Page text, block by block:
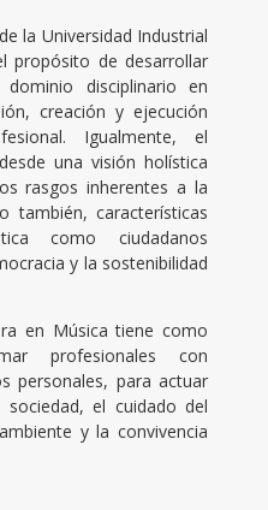
la Universidad Industrial
propósito de desarrollar
disciplinario en
creación y ejecución
Igualmente, el
una visión holística
rasgos inherentes a la
también, características
como ciudadanos
y la sostenibilidad
en Música tiene como
profesionales con
personales, para actuar
el cuidado del
y la convivencia